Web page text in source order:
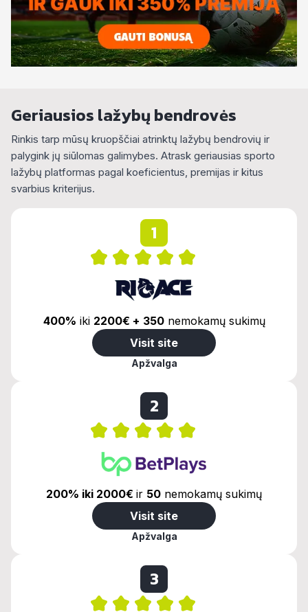
Geriausios lažybų bendrovės
Rinkis tarp mūsų kruopščiai atrinktų lažybų bendrovių ir
palygink jų siūlomas galimybes. Atrask geriausias sporto
lažybų platformas pagal koeficientus, premijas ir kitus
svarbius kriterijus.
1
400% iki 2200€ + 350nemokamų sukimų
Visit site
Apžvalga
2
200% iki 2000€ ir 50 nemokamų sukimų
Visit site
Apžvalga
3